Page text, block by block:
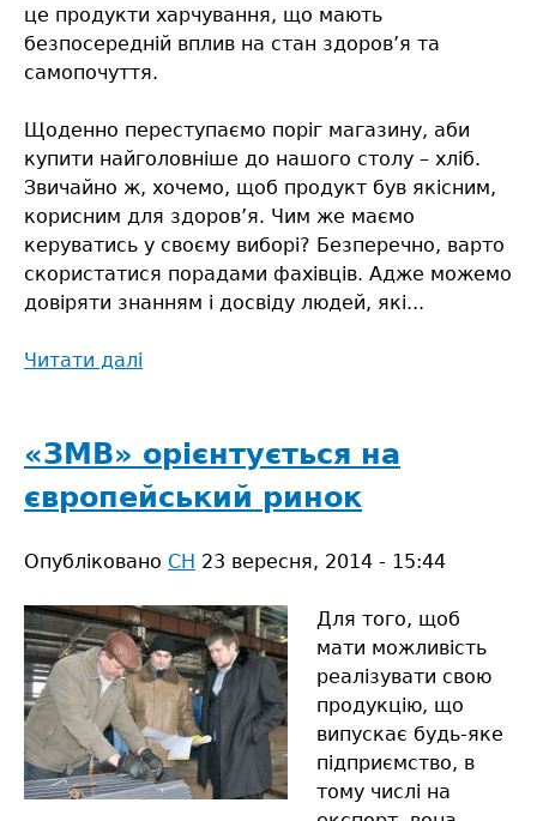
це продукти харчування, що мають
безпосередній вплив на стан здоров’я та
самопочуття.
Щоденно переступаємо поріг магазину, аби
купити найголовніше до нашого столу – хліб.
Звичайно ж, хочемо, щоб продукт був якісним,
корисним для здоров’я. Чим же маємо
керуватись у своєму виборі? Безперечно, варто
скористатися порадами фахівців. Адже можемо
довіряти знанням і досвіду людей, які...
Читати далі
хліб…
«ЗМВ» орієнтується на
європейський ринок
Опубліковано СН 23 вересня, 2014 - 15:44
Для того, щоб
мати можливість
реалізувати свою
продукцію, що
випускає будь-яке
підприємство, в
тому числі на